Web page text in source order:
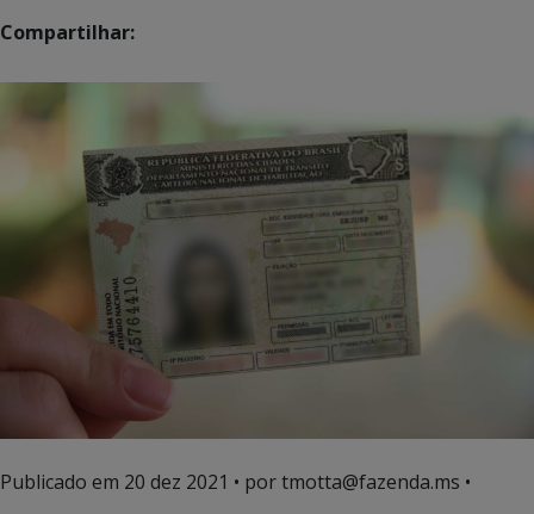
Compartilhar:
Publicado em 20 dez 2021 • por tmotta@fazenda.ms •